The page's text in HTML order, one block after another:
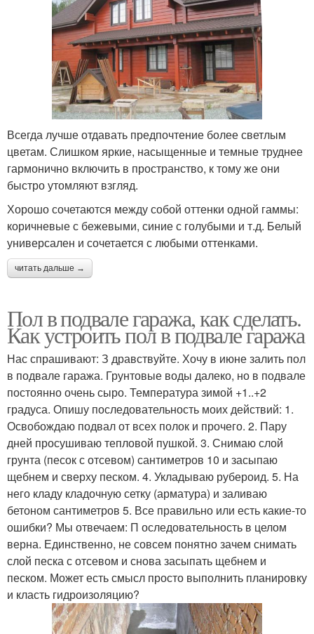
Всегда лучше отдавать предпочтение более светлым
цветам. Слишком яркие, насыщенные и темные труднее
гармонично включить в пространство, к тому же они
быстро утомляют взгляд.
Хорошо сочетаются между собой оттенки одной гаммы:
коричневые с бежевыми, синие с голубыми и т.д. Белый
универсален и сочетается с любыми оттенками.
читать дальше →
Пол в подвале гаража, как сделать.
Как устроить пол в подвале гаража
Нас спрашивают: З дравствуйте. Хочу в июне залить пол
в подвале гаража. Грунтовые воды далеко, но в подвале
постоянно очень сыро. Температура зимой +1..+2
градуса. Опишу последовательность моих действий: 1.
Освобождаю подвал от всех полок и прочего. 2. Пару
дней просушиваю тепловой пушкой. 3. Снимаю слой
грунта (песок с отсевом) сантиметров 10 и засыпаю
щебнем и сверху песком. 4. Укладываю рубероид. 5. На
него кладу кладочную сетку (арматура) и заливаю
бетоном сантиметров 5. Все правильно или есть какие-то
ошибки? Мы отвечаем: П оследовательность в целом
верна. Единственно, не совсем понятно зачем снимать
слой песка с отсевом и снова засыпать щебнем и
песком. Может есть смысл просто выполнить планировку
и класть гидроизоляцию?